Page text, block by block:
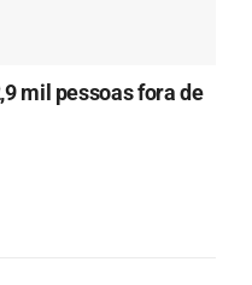
mil pessoas fora de